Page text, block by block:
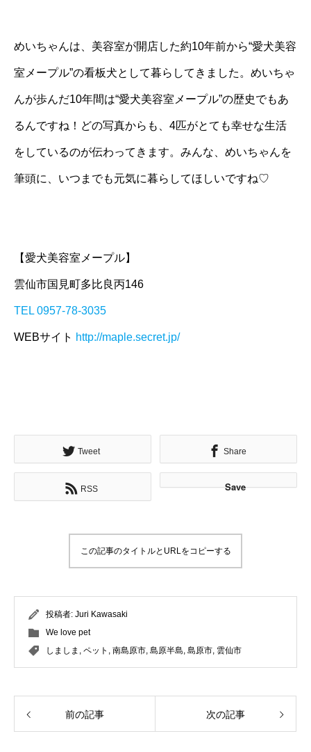
めいちゃんは、美容室が開店した約10年前から“愛犬美容
室メープル”の看板犬として暮らしてきました。めいちゃ
んが歩んだ10年間は“愛犬美容室メープル”の歴史でもあ
るんですね！どの写真からも、4匹がとても幸せな生活
をしているのが伝わってきます。みんな、めいちゃんを
筆頭に、いつまでも元気に暮らしてほしいですね♡
【愛犬美容室メープル】
雲仙市国見町多比良丙146
TEL 0957-78-3035
WEBサイト http://maple.secret.jp/
Tweet Share
RSS Save
この記事のタイトルとURLをコピーする
投稿者: Juri Kawasaki
We love pet
しましま , ペット , 南島原市, 島原半島, 島原市, 雲仙市
前の記事 次の記事